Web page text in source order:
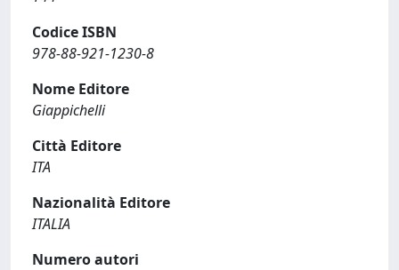
Codice ISBN
978-88-921-1230-8
Nome Editore
Giappichelli
Città Editore
ITA
Nazionalità Editore
ITALIA
Numero autori